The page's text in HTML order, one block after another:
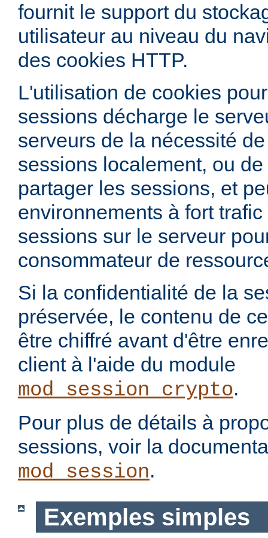
fournit le support du
utilisateur au niveau du
des cookies HTTP.
L'utilisation de cookies
sessions décharge le
serveurs de la nécessité
sessions localement, ou
partager les sessions, et
environnements à fort
sessions sur le serveur
consommateur de
Si la confidentialité de la
préservée, le contenu de
être chiffré avant d'être
client à l'aide du module
mod_session_crypto.
Pour plus de détails à
sessions, voir la
mod_session.
Exemples simples